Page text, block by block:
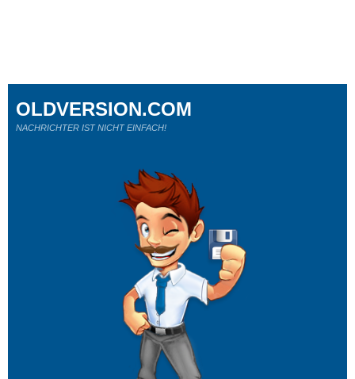
OLDVERSION.COM
NACHRICHTER IST NICHT EINFACH!